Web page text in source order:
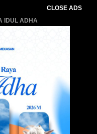
CLOSE ADS
IDUL ADHA